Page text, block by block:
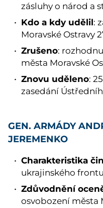
zásluhy o národ a
Kdo a kdy udělil:
Moravské Ostravy
Zrušeno:
města Moravské
Znovu uděleno:
zasedání
GEN. ARMÁDY
JEREMENKO
Charakteristika
ukrajinského
Zdůvodnění
osvobození města